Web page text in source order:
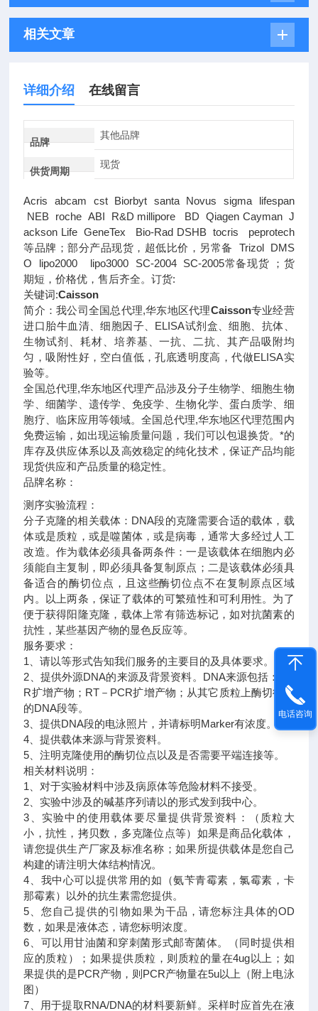
相关文章
详细介绍 在线留言
品牌
其他品牌
供货周期
现货
Acris abcam cst Biorbyt santa Novus sigma lifespan
NEB roche ABI R&D millipore BD Qiagen Cayman J
ackson Life GeneTex Bio-Rad DSHB tocris peprotech
等品牌；部分产品现货，超低比价，另常备 Trizol DMS
O lipo2000 lipo3000 SC-2004 SC-2005常备现货 ；货
期短，价格优，售后齐全。订货:
关键词:Caisson
简介：我公司全国总代理,华东地区代理Caisson专业经营
进口胎牛血清、细胞因子、ELISA试剂盒、细胞、抗体、
生物试剂、耗材、培养基、一抗、二抗、其产品吸附均
匀，吸附性好，空白值低，孔底透明度高，代做ELISA实
验等。
全国总代理,华东地区代理产品涉及分子生物学、细胞生物
学、细菌学、遗传学、免疫学、生物化学、蛋白质学、细
胞疗、临床应用等领域。全国总代理,华东地区代理范围内
免费运输，如出现运输质量问题，我们可以包退换货。 *的
库存及供应体系以及高效稳定的纯化技术，保证产品均能
现货供应和产品质量的稳定性。
品牌名称：
测序实验流程：
分子克隆的相关载体：DNA段的克隆需要合适的载体，载
体或是质粒，或是噬菌体，或是病毒，通常大多经过人工
改造。作为载体必须具备两条件：一是该载体在细胞内必
须能自主复制，即必须具备复制原点；二是该载体必须具
备适合的酶切位点，且这些酶切位点不在复制原点区域
内。以上两条，保证了载体的可繁殖性和可利用性。为了
便于获得阳隆克隆，载体上常有筛选标记，如对抗菌素的
抗性，某些基因产物的显色反应等。
服务要求：
1、请以等形式告知我们服务的主要目的及具体要求。
2、提供外源DNA的来源及背景资料。DNA来源包括：PC
R扩增产物；RT－PCR扩增产物；从其它质粒上酶切得到
的DNA段等。
3、提供DNA段的电泳照片，并请标明Marker有浓度。
4、提供载体来源与背景资料。
5、注明克隆使用的酶切位点以及是否需要平端连接等。
相关材料说明：
1、对于实验材料中涉及病原体等危险材料不接受。
2、实验中涉及的碱基序列请以的形式发到我中心。
3、实验中的使用载体要尽量提供背景资料：（质粒大
小，抗性，拷贝数，多克隆位点等）如果是商品化载体，
请您提供生产厂家及标准名称；如果所提供载体是您自己
构建的请注明大体结构情况。
4、我中心可以提供常用的如（氨苄青霉素，氯霉素，卡
那霉素）以外的抗生素需您提供。
5、您自己提供的引物如果为干品，请您标注具体的OD
数，如果是液体态，请您标明浓度。
6、可以用甘油菌和穿刺菌形式邮寄菌体。（同时提供相
应的质粒）；如果提供质粒，则质粒的量在4ug以上；如
果提供的是PCR产物，则PCR产物量在5u以上（附上电泳
图）
7、用于提取RNA/DNA的材料要新鲜。采样时应首先在液
电话咨询